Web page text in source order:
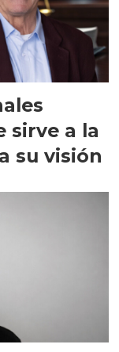
sirve a la
su visión